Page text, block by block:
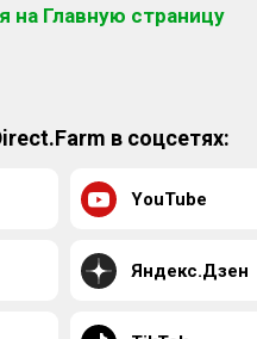
на Главную страницу
в соцсетях:
YouTube
Яндекс.Дзен